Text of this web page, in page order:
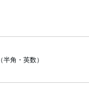
（半角・英数）